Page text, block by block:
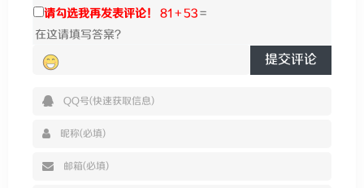
请勾选我再发表评论！ 81 + 53=
提交评论